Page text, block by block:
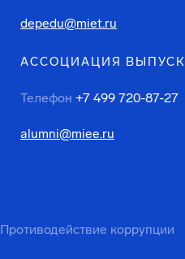
depedu@miet.ru
АССОЦИАЦИЯ
Телефон +7 499 720-87-27
alumni@miee.ru
Противодействие коррупции